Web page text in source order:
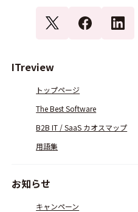
ITreview
トップページ
The Best Software
B2B IT / SaaS カオスマップ
用語集
お知らせ
キャンペーン